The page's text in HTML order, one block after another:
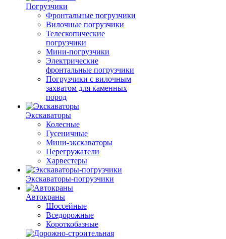
Погрузчики
Фронтальные погрузчики
Вилочные погрузчики
Телескопические
погрузчики
Мини-погрузчики
Электрические
фронтальные погрузчики
Погрузчики с вилочным
захватом для каменных
пород
Экскаваторы
Колесные
Гусеничные
Мини-экскаваторы
Перегружатели
Харвестеры
Экскаваторы-погрузчики
Автокраны
Шоссейные
Вседорожные
Короткобазные